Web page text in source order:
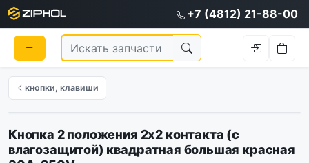
+7 (4812) 21-88-00
кнопки, клавиши
Кнопка 2 положения 2х2 контакта (с
влагозащитой) квадратная большая красная